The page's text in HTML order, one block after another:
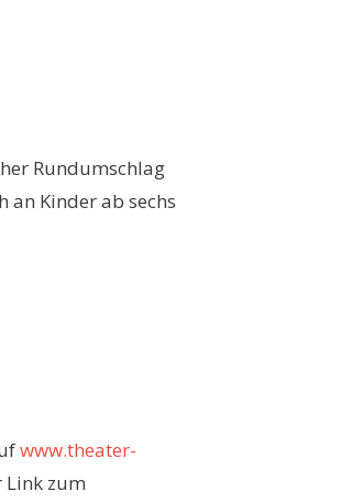
Rundumschlag
Kinder ab sechs
www.theater-
Link zum